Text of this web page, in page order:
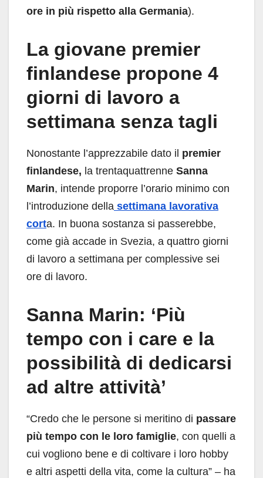
ore in più rispetto alla Germania).
La giovane premier
finlandese propone 4
giorni di lavoro a
settimana senza tagli
Nonostante l’apprezzabile dato il premier
finlandese, la trentaquattrenne Sanna
Marin, intende proporre l’orario minimo con
l’introduzione della settimana lavorativa
corta. In buona sostanza si passerebbe,
come già accade in Svezia, a quattro giorni
di lavoro a settimana per complessive sei
ore di lavoro.
Sanna Marin: ‘Più
tempo con i care e la
possibilità di dedicarsi
ad altre attività’
“Credo che le persone si meritino di passare
più tempo con le loro famiglie, con quelli a
cui vogliono bene e di coltivare i loro hobby
e altri aspetti della vita, come la cultura” – ha